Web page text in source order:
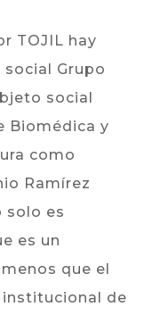
TOJIL hay
Grupo
social
Biomédica y
como
Ramírez
solo es
es un
que el
de